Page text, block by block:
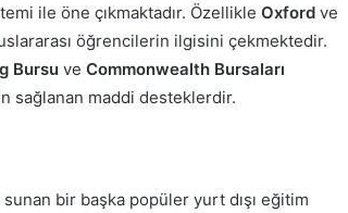
ile öne çıkmaktadır. Özellikle Oxford ve
öğrencilerin ilgisini çekmektedir.
Bursu ve Commonwealth Bursaları
sağlanan maddi desteklerdir.
bir başka popüler yurt dışı eğitim